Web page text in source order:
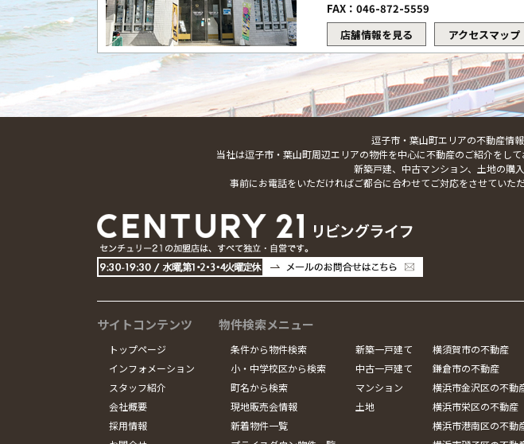
FAX：046-872-5559
店舗情報を見る
アクセスマップ
逗子市・葉山町エリアの不動産情
当社は逗子市・葉山町周辺エリアの物件を中心に不動産のご紹介をし
新築戸建、中古マンション、土地の購
事前にお電話をいただければご都合に合わせてご対応をさせていた
サイトコンテンツ
トップページ
インフォメーション
スタッフ紹介
会社概要
採用情報
物件検索メニュー
条件から物件検索
小・中学校区から検索
町名から検索
現地販売会情報
新着物件一覧
新築一戸建て
中古一戸建て
マンション
土地
横須賀市の不動産
鎌倉市の不動産
横浜市金沢区の不動
横浜市栄区の不動産
横浜市港南区の不動